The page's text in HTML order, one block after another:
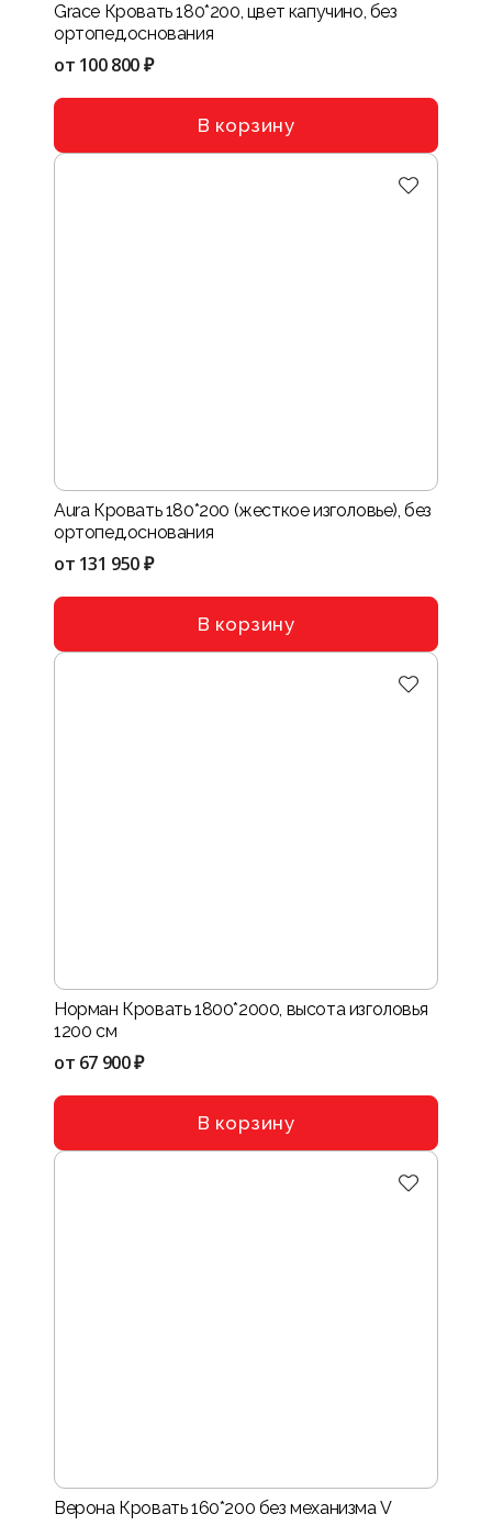
Grace Кровать 180*200, цвет капучино, без
ортопед.основания
от 100 800 ₽
В корзину
Aura Кровать 180*200 (жесткое изголовье), без
ортопед.основания
от 131 950 ₽
В корзину
Норман Кровать 1800*2000, высота изголовья
1200 см
от 67 900 ₽
В корзину
Верона Кровать 160*200 без механизма V